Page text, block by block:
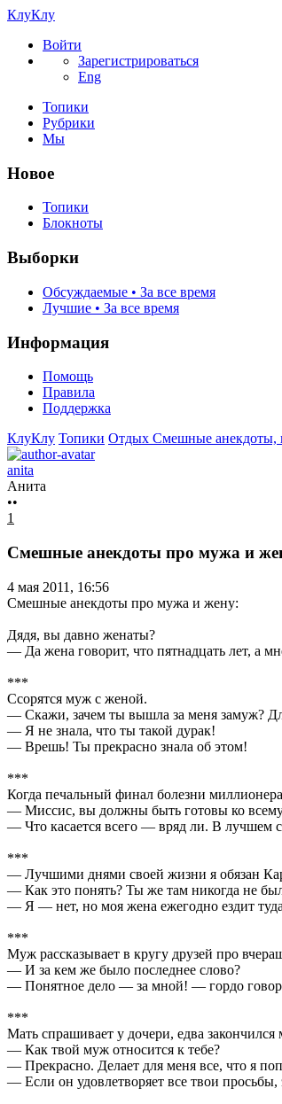
КлуКлу
Войти
Зарегистрироваться
Eng
Топики
Рубрики
Мы
Новое
Топики
Блокноты
Выборки
Обсуждаемые • За все время
Лучшие • За все время
Информация
Помощь
Правила
Поддержка
КлуКлу Топики Отдых Смешные анекдоты,
anita
Анита
••
1
Смешные анекдоты про мужа и
4 мая 2011, 16:56
Смешные анекдоты про мужа и жену:
Дядя, вы давно женаты?
— Да жена говорит, что пятнадцать лет, а
***
Ссорятся муж с женой.
— Скажи, зачем ты вышла за меня замуж?
— Я не знала, что ты такой дурак!
— Врешь! Ты прекрасно знала об этом!
***
Когда печальный финал болезни
— Миссис, вы должны быть готовы ко
— Что касается всего — вряд ли. В лучшем
***
— Лучшими днями своей жизни я обязан
— Как это понять? Ты же там никогда не
— Я — нет, но моя жена ежегодно ездит
***
Муж рассказывает в кругу друзей про
— И за кем же было последнее слово?
— Понятное дело — за мной! — гордо
***
Мать спрашивает у дочери, едва
— Как твой муж относится к тебе?
— Прекрасно. Делает для меня все, что я
— Если он удовлетворяет все твои